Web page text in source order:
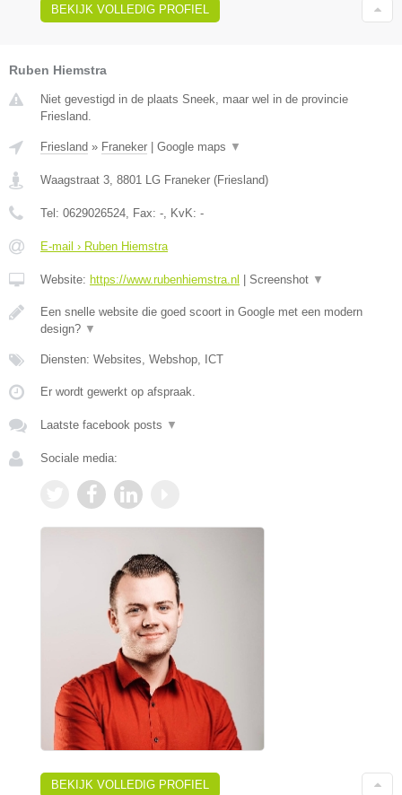
BEKIJK VOLLEDIG PROFIEL
Ruben Hiemstra
Niet gevestigd in de plaats Sneek, maar wel in de provincie
Friesland.
Friesland » Franeker Google maps ▼
Waagstraat 3, 8801 LG Franeker (Friesland)
Tel: 0629026524, Fax: -, KvK: -
E-mail › Ruben Hiemstra
Website: https://www.rubenhiemstra.nl Screenshot ▼
Een snelle website die goed scoort in Google met een modern
design? ▼
Diensten: Websites, Webshop, ICT
Er wordt gewerkt op afspraak.
Laatste facebook posts ▼
Sociale media:
BEKIJK VOLLEDIG PROFIEL